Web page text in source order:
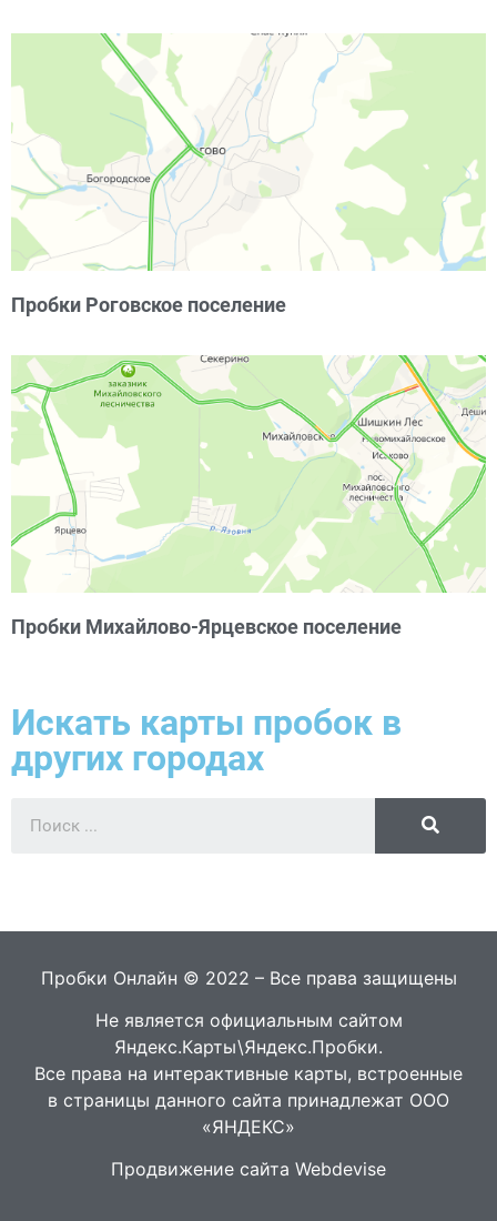
Пробки Роговское поселение
Пробки Михайлово-Ярцевское поселение
Искать карты пробок в
других городах
Пробки Онлайн © 2022 – Все права защищены
Не является официальным сайтом
Яндекс.Карты\Яндекс.Пробки.
Все права на интерактивные карты, встроенные
в страницы данного сайта принадлежат ООО
«ЯНДЕКС»
Продвижение сайта Webdevise